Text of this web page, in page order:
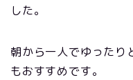
した。
朝から一人でゆったり
もおすすめです。